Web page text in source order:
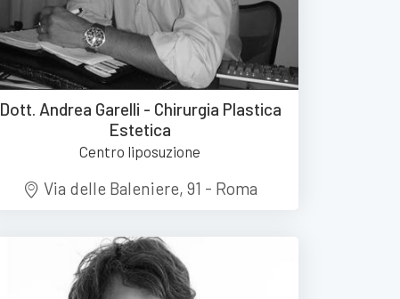
Dott. Andrea Garelli - Chirurgia Plastica
Estetica
Centro liposuzione
Via delle Baleniere, 91 - Roma